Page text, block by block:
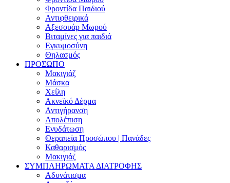
Φροντίδα Παιδιού
Αντιφθειρικά
Αξεσουάρ Μωρού
Βιταμίνες για παιδιά
Εγκυμοσύνη
Θηλασμός
ΠΡΟΣΩΠΟ
Μακιγιάζ
Μάσκα
Χείλη
Ακνεϊκό Δέρμα
Αντιγήρανση
Απολέπιση
Ενυδάτωση
Θεραπεία Προσώπου | Πανάδες
Καθαρισμός
Μακιγιάζ
ΣΥΜΠΛΗΡΩΜΑΤΑ ΔΙΑΤΡΟΦΗΣ
Αδυνάτισμα